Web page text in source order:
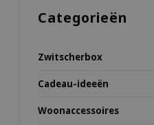
Categorieën
Zwitscherbox
Cadeau-ideeën
Woonaccessoires